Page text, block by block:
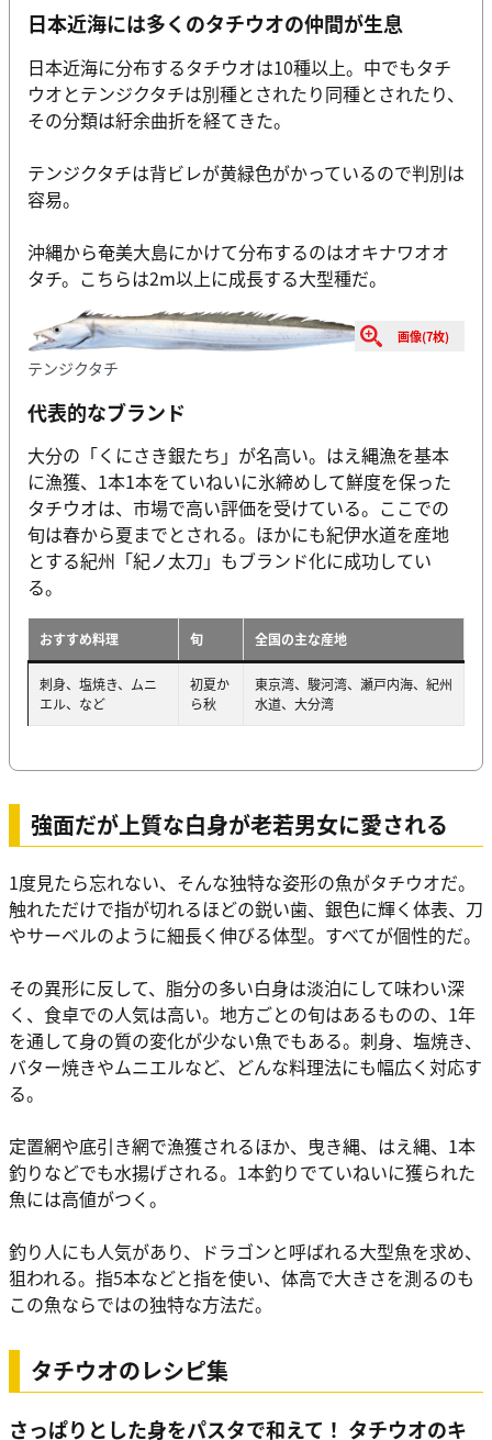
日本近海には多くのタチウオの仲間が生息
日本近海に分布するタチウオは10種以上。中でもタチ
ウオとテンジクタチは別種とされたり同種とされたり、
その分類は紆余曲折を経てきた。
テンジクタチは背ビレが黄緑色がかっているので判別は
容易。
沖縄から奄美大島にかけて分布するのはオキナワオオ
タチ。こちらは2m以上に成長する大型種だ。
画像(7枚)
テンジクタチ
代表的なブランド
大分の「くにさき銀たち」が名高い。はえ縄漁を基本
に漁獲、1本1本をていねいに氷締めして鮮度を保った
タチウオは、市場で高い評価を受けている。ここでの
旬は春から夏までとされる。ほかにも紀伊水道を産地
とする紀州「紀ノ太刀」もブランド化に成功してい
る。
おすすめ料理 旬 全国の主な産地
刺身、塩焼き、ムニ
エル、など
初夏か
ら秋
東京湾、駿河湾、瀬戸内海、紀州
水道、大分湾
強面だが上質な白身が老若男女に愛される
1度見たら忘れない、そんな独特な姿形の魚がタチウオだ。
触れただけで指が切れるほどの鋭い歯、銀色に輝く体表、刀
やサーベルのように細長く伸びる体型。すべてが個性的だ。
その異形に反して、脂分の多い白身は淡泊にして味わい深
く、食卓での人気は高い。地方ごとの旬はあるものの、1年
を通して身の質の変化が少ない魚でもある。刺身、塩焼き、
バター焼きやムニエルなど、どんな料理法にも幅広く対応す
る。
定置網や底引き網で漁獲されるほか、曳き縄、はえ縄、1本
釣りなどでも水揚げされる。1本釣りでていねいに獲られた
魚には高値がつく。
釣り人にも人気があり、ドラゴンと呼ばれる大型魚を求め、
狙われる。指5本などと指を使い、体高で大きさを測るのも
この魚ならではの独特な方法だ。
タチウオのレシピ集
さっぱりとした身をパスタで和えて！ タチウオのキ